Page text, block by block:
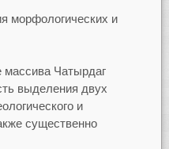
морфологических и
массива Чатырдаг
выделения двух
и
существенно